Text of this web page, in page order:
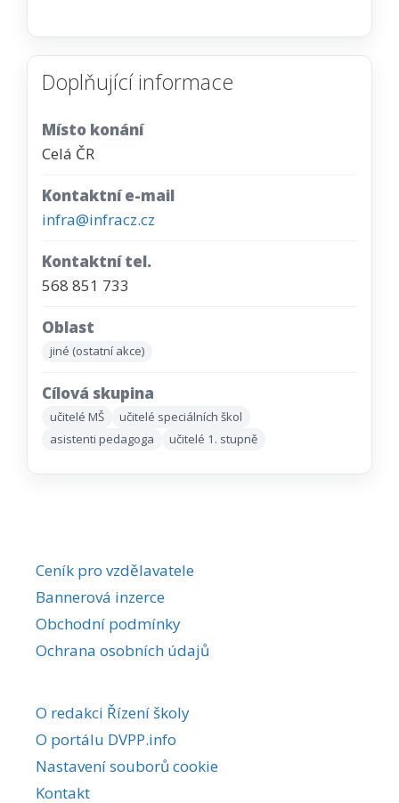
Doplňující informace
Místo konání
Celá ČR
Kontaktní e-mail
infra@infracz.cz
Kontaktní tel.
568 851 733
Oblast
jiné (ostatní akce)
Cílová skupina
učitelé MŠ
učitelé speciálních škol
asistenti pedagoga
učitelé 1. stupně
Ceník pro vzdělavatele
Bannerová inzerce
Obchodní podmínky
Ochrana osobních údajů
O redakci Řízení školy
O portálu DVPP.info
Nastavení souborů cookie
Kontakt